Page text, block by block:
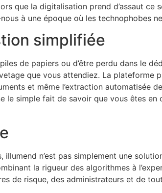
que la digitalisation prend d’assaut
à une époque où les technophobes
simplifiée
de papiers ou d’être perdu dans le
que vous attendiez. La plateforme
et même l’extraction automatisée
le simple fait de savoir que vous êtes
n’est pas simplement une
la rigueur des algorithmes à
de risque, des administrateurs et de